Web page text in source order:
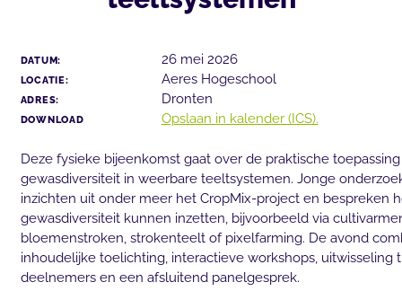
DATUM: 26 mei 2026
LOCATIE: Aeres Hogeschool
ADRES: Dronten
DOWNLOAD Opslaan in kalender (ICS).
Deze fysieke bijeenkomst gaat over de praktische
gewasdiversiteit in weerbare teeltsystemen. Jonge
inzichten uit onder meer het CropMix-project en bespreken
gewasdiversiteit kunnen inzetten, bijvoorbeeld via
bloemenstroken, strokenteelt of pixelfarming. De avond
inhoudelijke toelichting, interactieve workshops, uitwisseling
deelnemers en een afsluitend panelgesprek.